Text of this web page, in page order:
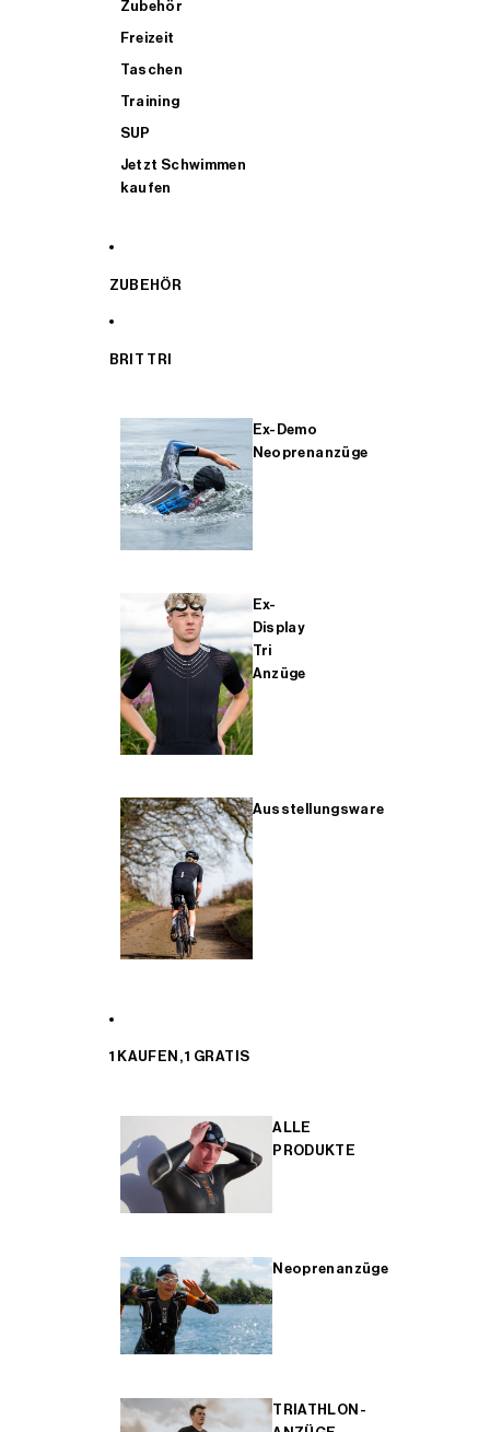
Zubehör
Freizeit
Taschen
Training
SUP
Jetzt Schwimmen
kaufen
ZUBEHÖR
BRIT TRI
Ex-Demo
Neoprenanzüge
Ex-
Display
Tri
Anzüge
Ausstellungsware
1 KAUFEN, 1 GRATIS
ALLE
PRODUKTE
Neoprenanzüge
TRIATHLON-